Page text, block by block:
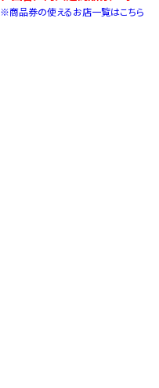
※商品券の使えるお店一覧はこちら